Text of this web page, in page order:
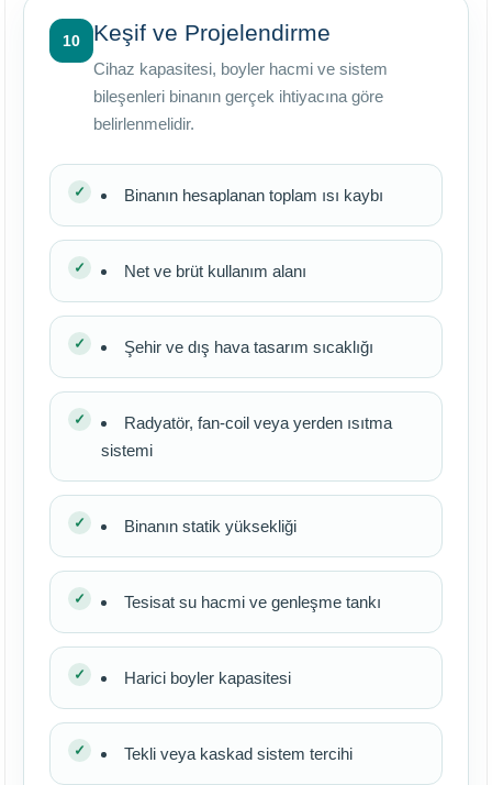
10 Keşif ve Projelendirme
Cihaz kapasitesi, boyler hacmi ve sistem
bileşenleri binanın gerçek ihtiyacına göre
belirlenmelidir.
Binanın hesaplanan toplam ısı kaybı
Net ve brüt kullanım alanı
Şehir ve dış hava tasarım sıcaklığı
Radyatör, fan-coil veya yerden ısıtma
sistemi
Binanın statik yüksekliği
Tesisat su hacmi ve genleşme tankı
Harici boyler kapasitesi
Tekli veya kaskad sistem tercihi